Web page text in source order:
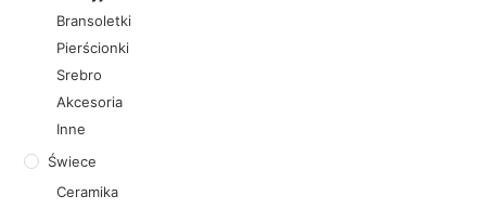
Bransoletki
Pierścionki
Srebro
Akcesoria
Inne
Świece
Ceramika